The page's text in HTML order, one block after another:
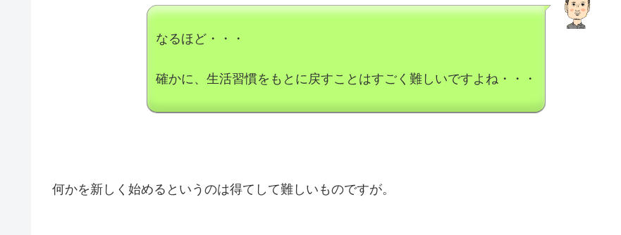
なるほど・・・
確かに、生活習慣をもとに戻すことはすごく難しいですよね・・・
何かを新しく始めるというのは得てして難しいものですが。